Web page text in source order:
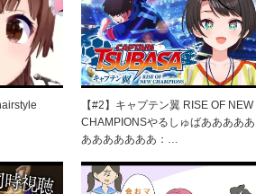
【#2】キャプテン翼 RISE OF NEW
CHAMPIONSやるしゅばあああああ
あああああああ：…